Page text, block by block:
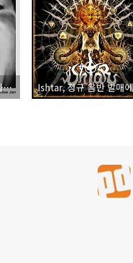
Hollow Jan, 긴 여행 마치고 환생하다.